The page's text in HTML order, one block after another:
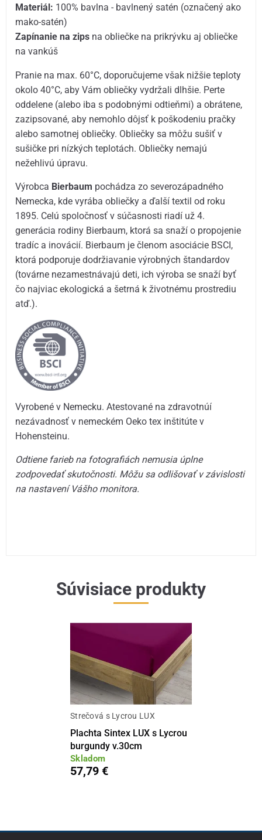
Materiál: 100% bavlna - bavlnený satén (označený ako
mako-satén)
Zapínanie na zips na obliečke na prikrývku aj obliečke
na vankúš
Pranie na max. 60°C, doporučujeme však nižšie teploty
okolo 40°C, aby Vám obliečky vydržali dlhšie. Perte
oddelene (alebo iba s podobnými odtieňmi) a obrátene,
zazipsované, aby nemohlo dôjsť k poškodeniu pračky
alebo samotnej obliečky. Obliečky sa môžu sušiť v
sušičke pri nízkých teplotách. Obliečky nemajú
nežehlivú úpravu.
Výrobca Bierbaum pochádza zo severozápadného
Nemecka, kde vyrába obliečky a ďalší textil od roku
1895. Celú spoločnosť v súčasnosti riadí už 4.
generácia rodiny Bierbaum, ktorá sa snaží o propojenie
tradíc a inovácií. Bierbaum je členom asociácie BSCI,
ktorá podporuje dodržiavanie výrobných štandardov
(továrne nezamestnávajú deti, ich výroba se snaží byť
čo najviac ekologická a šetrná k životnému prostrediu
atď.).
Vyrobené v Nemecku. Atestované na zdravotnúí
nezávadnosť v nemeckém Oeko tex inštitúte v
Hohensteinu.
Odtiene farieb na fotografiách nemusia úplne
zodpovedať skutočnosti. Môžu sa odlišovať v závislosti
na nastavení Vášho monitora.
Súvisiace produkty
Strečová s Lycrou LUX
Plachta Sintex LUX s Lycrou
burgundy v.30cm
Skladom
57,79 €